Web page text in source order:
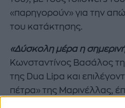
«παρηγορούν» για την
του κατάκτησης.
«Δύσκολη μέρα η
Κωνσταντίνος Βασάλος
της Dua Lipa και
πέτρα» της Μαρινέλλας,